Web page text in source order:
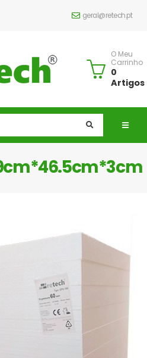
geral@retech.pt
O Meu
Carrinho
0
Artigos